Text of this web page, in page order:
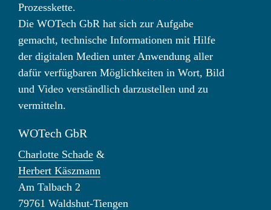
Prozesskette.
Die WOTech GbR hat sich zur Aufgabe
gemacht, technische Informationen mit Hilfe
der digitalen Medien unter Anwendung aller
dafür verfügbaren Möglichkeiten in Wort, Bild
und Video verständlich darzustellen und zu
vermitteln.
WOTech GbR
Charlotte Schade &
Herbert Käszmann
Am Talbach 2
79761 Waldshut-Tiengen